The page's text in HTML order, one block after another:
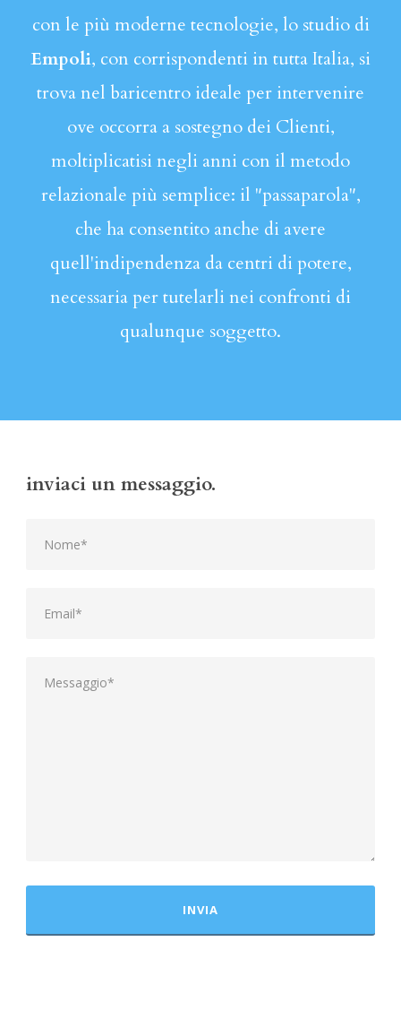
con le più moderne tecnologie, lo studio di
Empoli, con corrispondenti in tutta Italia, si
trova nel baricentro ideale per intervenire
ove occorra a sostegno dei Clienti,
moltiplicatisi negli anni con il metodo
relazionale più semplice: il "passaparola",
che ha consentito anche di avere
quell'indipendenza da centri di potere,
necessaria per tutelarli nei confronti di
qualunque soggetto.
inviaci un messaggio.